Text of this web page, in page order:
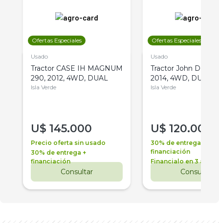
Ofertas Especiales
Usado
Tractor CASE IH MAGNUM
290, 2012, 4WD, DUAL
Isla Verde
U$ 145.000
Precio oferta sin usado
30% de entrega +
financiación
Consultar
Ofertas Especiales
Usado
Tractor John Deere
2014, 4WD, DUAL
Isla Verde
U$ 120.000
30% de entrega +
financiación
Financialo en 3 años
Consultar